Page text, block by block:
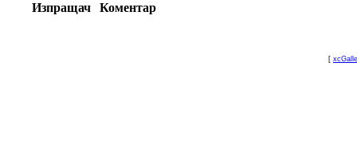
Изпращач Коментар
[